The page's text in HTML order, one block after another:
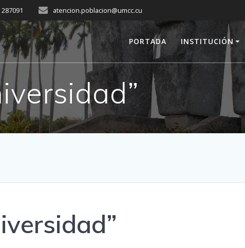
287091 atencion.poblacion@umcc.cu
PORTADA INSTITUCIÓN